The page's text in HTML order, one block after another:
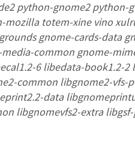
python-gnome2 python-
totem-xine vino
gnome-cards-data
common gnome-
6 libedata-book1.2-2
common libgnome2-vfs-
data
libgnomevfs2-extra